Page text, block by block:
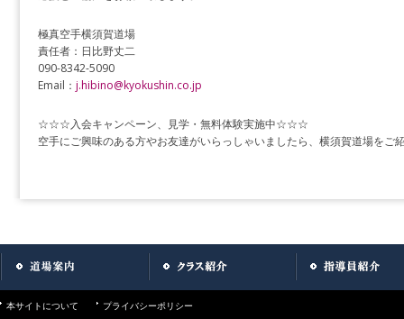
極真空手横須賀道場
責任者：日比野丈二
090-8342-5090
Email： j.hibino@kyokushin.co.jp
☆☆☆入会キャンペーン、見学・無料体験実施中☆☆☆
空手にご興味のある方やお友達がいらっしゃいましたら、横須賀道場をご
本サイトについて プライバシーポリシー